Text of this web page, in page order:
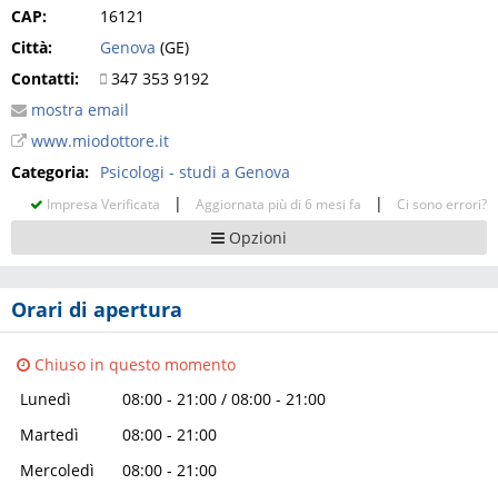
CAP:
16121
Città:
Genova (GE)
Contatti:
347 353 9192
mostra email
www.miodottore.it
Categoria: Psicologi - studi a Genova
Impresa Verificata | Aggiornata più di 6 mesi fa | Ci sono errori?
Opzioni
Orari di apertura
Chiuso in questo momento
Lunedì
08:00 - 21:00 / 08:00 - 21:00
Martedì
08:00 - 21:00
Mercoledì
08:00 - 21:00